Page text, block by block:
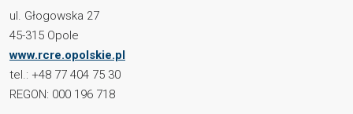
ul. Głogowska 27
45-315 Opole
www.rcre.opolskie.pl
tel.: +48 77 404 75 30
REGON: 000 196 718